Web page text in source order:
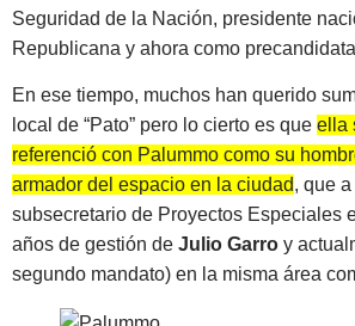
Seguridad de la Nación, presidente
Republicana y ahora como
En ese tiempo, muchos han querido
local de “Pato” pero lo cierto es que ella
referenció con Palummo como su
armador del espacio en la ciudad, que
subsecretario de Proyectos Especiales
años de gestión de Julio Garro y
segundo mandato) en la misma área